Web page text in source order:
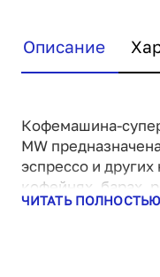
Описание
Кофемашина-
MW
эспрессо и
кофейнях, барах,
Модель оснащена
ЧИТАТЬ ПОЛНОСТЬЮ